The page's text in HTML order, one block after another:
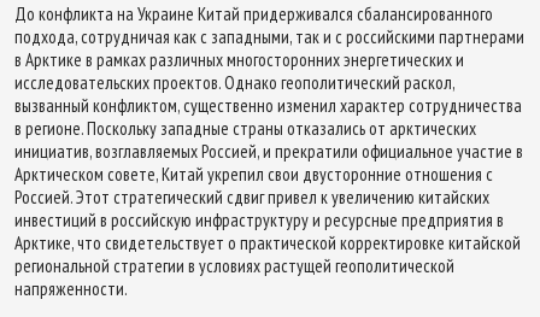
До конфликта на Украине Китай придерживался сбалансированного
подхода, сотрудничая как с западными, так и с российскими партнерами
в Арктике в рамках различных многосторонних энергетических и
исследовательских проектов. Однако геополитический раскол,
вызванный конфликтом, существенно изменил характер сотрудничества
в регионе. Поскольку западные страны отказались от арктических
инициатив, возглавляемых Россией, и прекратили официальное участие в
Арктическом совете, Китай укрепил свои двусторонние отношения с
Россией. Этот стратегический сдвиг привел к увеличению китайских
инвестиций в российскую инфраструктуру и ресурсные предприятия в
Арктике, что свидетельствует о практической корректировке китайской
региональной стратегии в условиях растущей геополитической
напряженности.